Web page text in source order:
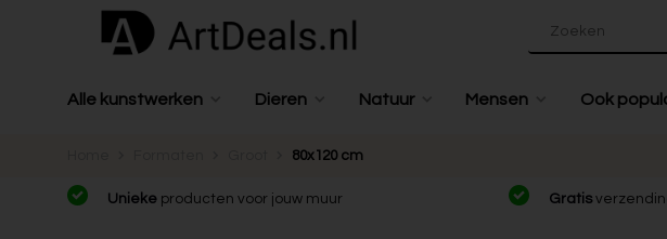
Alle kunstwerken Dieren Natuur Mensen Ook
80x120 cm
Unieke producten voor jouw muur Gratis